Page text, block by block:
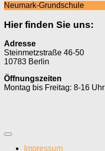
Neumark-Grundschule
Hier finden Sie uns:
Adresse
Steinmetzstraße 46-50
10783 Berlin
Öffnungszeiten
Montag bis Freitag: 8-16 Uhr
Impressum